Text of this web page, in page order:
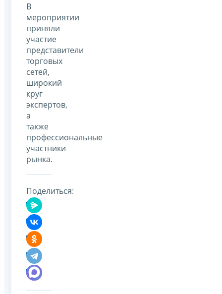
В
мероприятии
приняли
участие
представители
торговых
сетей,
широкий
круг
экспертов,
а
также
профессиональные
участники
рынка.
Поделиться: